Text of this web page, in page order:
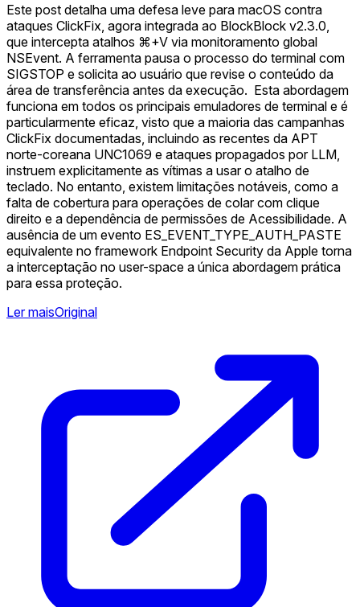
Este post detalha uma defesa leve para macOS contra
ataques ClickFix, agora integrada ao BlockBlock v2.3.0,
que intercepta atalhos ⌘+V via monitoramento global
NSEvent. A ferramenta pausa o processo do terminal com
SIGSTOP e solicita ao usuário que revise o conteúdo da
área de transferência antes da execução. ️ Esta abordagem
funciona em todos os principais emuladores de terminal e é
particularmente eficaz, visto que a maioria das campanhas
ClickFix documentadas, incluindo as recentes da APT
norte-coreana UNC1069 e ataques propagados por LLM,
instruem explicitamente as vítimas a usar o atalho de
teclado. No entanto, existem limitações notáveis, como a
falta de cobertura para operações de colar com clique
direito e a dependência de permissões de Acessibilidade. A
ausência de um evento ES_EVENT_TYPE_AUTH_PASTE
equivalente no framework Endpoint Security da Apple torna
a interceptação no user-space a única abordagem prática
para essa proteção.
Ler maisOriginal